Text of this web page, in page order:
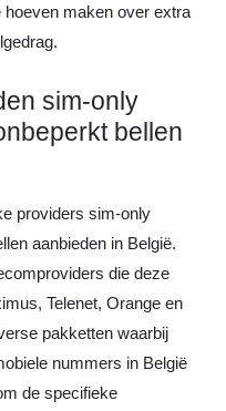
maken over extra
sim-only
bellen
providers sim-only
aanbieden in België.
die deze
Telenet, Orange en
pakketten waarbij
nummers in België
de specifieke